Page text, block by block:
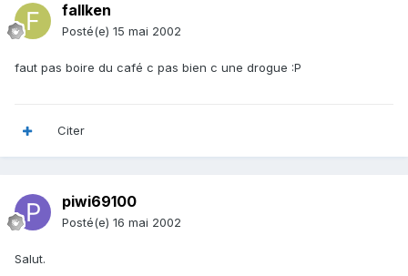
fallken
Posté(e) 15 mai 2002
faut pas boire du café c pas bien c une drogue :P
Citer
piwi69100
Posté(e) 16 mai 2002
Salut.